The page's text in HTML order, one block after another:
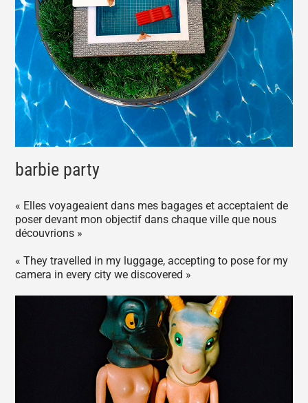
barbie party
« Elles voyageaient dans mes bagages et acceptaient de
poser devant mon objectif dans chaque ville que nous
découvrions »
« They travelled in my luggage, accepting to pose for my
camera in every city we discovered »